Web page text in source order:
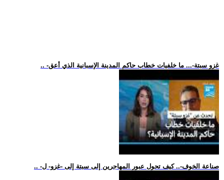
.. -غزو سبتة-... ما خلفيات خطاب حاكم المدينة الإسبانية الذي أعق
.. -صناعة الخوف-.. كيف تحول عبور المهاجرين إلى سبتة إلى -غزو- ل